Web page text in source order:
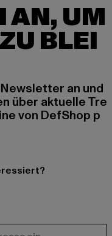
AN, UM
BLEI
an und
über aktuelle Tre
von DefShop p